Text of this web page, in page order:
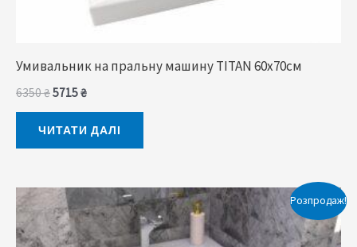
Умивальник на пральну машину TITAN 60x70cм
6350₴5715₴
ЧИТАТИ ДАЛІ
Розпродаж!
Оригінальна
ціна:
5950 ₴.
Поточна
ціна:
5355 ₴.